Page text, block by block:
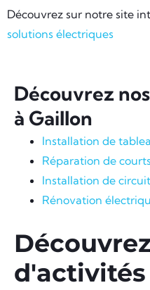
Découvrez sur notre site
solutions électriques
Découvrez
à Gaillon
Installation de
Réparation de
Installation de
Rénovation
d'activités